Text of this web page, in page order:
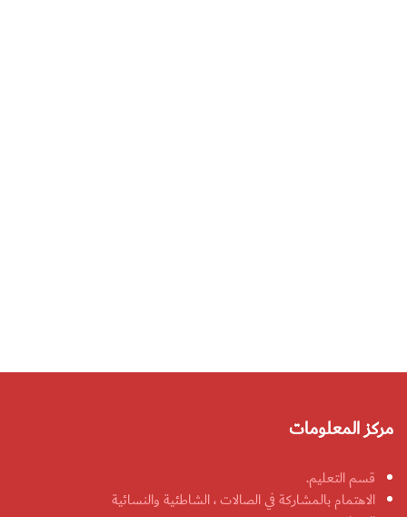
مركز المعلومات
قسم التعليم.
الاهتمام بالمشاركة في الصالات ، الشاطئية والنسائية